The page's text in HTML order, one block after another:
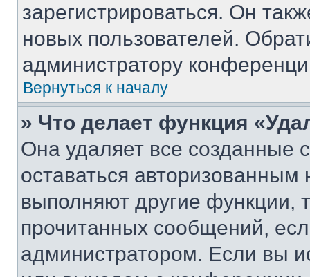
зарегистрироваться. Он
новых пользователей.
администратору
Вернуться к началу
» Что делает функция
Она удаляет все созданные
оставаться
выполняют другие функции,
прочитанных сообщений,
администратором. Если вы